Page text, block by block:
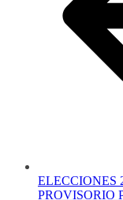
ELECCIONES
PROVISORIO